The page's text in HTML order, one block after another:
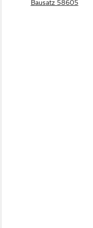
Bausatz 58605